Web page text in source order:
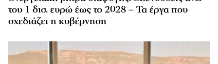
του 1 δισ. ευρώ έως το 2028 – Τα έργα που
σχεδιάζει η κυβέρνηση